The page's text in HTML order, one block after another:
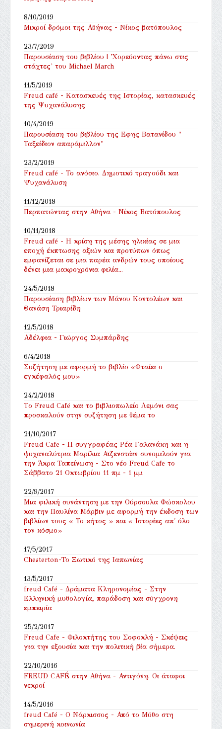
8/10/2019
Μικροί δρόμοι της Αθήνας - Νίκος βατόπουλος
23/7/2019
Παρουσίαση του βιβλίου | 'Χορεύοντας πάνω στις
στάχτες' του Michael March
11/5/2019
Freud café - Κατασκευές της Ιστορίας, κατασκευές
της Ψυχανάλυσης
10/4/2019
Παρουσίαση του βιβλίου της Εφης Βατανίδου "
Ταξείδιον απαράμιλλον"
23/2/2019
Freud café - Το ανόσιο. Δημοτικό τραγούδι και
Ψυχανάλυση
11/12/2018
Περπατώντας στην Αθήνα - Νίκος Βατόπουλος
10/11/2018
Freud café - Η κρίση της μέσης ηλικίας σε μια
εποχή έκπτωσης αξιών και προτύπων όπως
εμφανίζεται σε μια παρέα ανδρών τους οποίους
δένει μια μακροχρόνια φιλία...
24/5/2018
Παρουσίαση βιβλίων των Μάνου Κοντολέων και
Θανάση Τριαρίδη
12/5/2018
Αδέλφια - Γιώργος Συμπάρδης
6/4/2018
Συζήτηση με αφορμή το βιβλίο «Φταίει ο
εγκέφαλός μου»
24/2/2018
Tο Freud Café και το βιβλιοπωλείο Λεμόνι σας
προσκαλούν στην συζήτηση με θέμα το
21/10/2017
Freud Cafe - Η συγγραφέας Ρέα Γαλανάκη και η
ψυχαναλύτρια Μαρίλια Αϊζενστάιν συνομιλούν για
την Άκρα Ταπείνωση - Στο νέο Freud Cafe το
Σάββατο 21 Οκτωβρίου 11 πμ - 1 μμ
22/9/2017
Μια φιλική συνάντηση με την Ούρσουλα Φώσκολου
και την Παυλίνα Μάρβιν με αφορμή την έκδοση των
βιβλίων τους « Το κήτος » και « Ιστορίες απ΄ όλο
τον κόσμο»
17/5/2017
Chesterton-Το Ξωτικό της Ιαπωνίας
13/5/2017
freud Café - Δράματα Κληρονομίας - Στην
Ελληνική μυθολογία, παράδοση και σύγχρονη
εμπειρία
25/2/2017
Freud Cafe - Φιλοκτήτης του Σοφοκλή - Σκέψεις
για την εξουσία και την πολιτική βία σήμερα.
22/10/2016
FREUD CAFÉ στην Αθήνα - Αντιγόνη. Οι άταφοι
νεκροί
14/5/2016
freud Café - Ο Νάρκισσος - Από το Μύθο στη
σημερινή κοινωνία